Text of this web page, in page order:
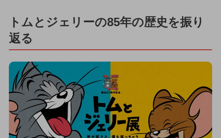
トムとジェリーの85年の歴史を振り
返る